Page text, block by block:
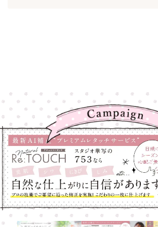
高崎店
大宮店
高崎店
大宮店